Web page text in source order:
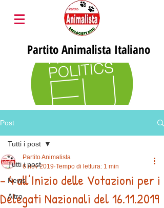
PartitoAnimalista Italiano
Post
Tutti i post
News
Altro
Tutti i post
- 4 all’Inizio delle Votazioni per i
Delegati Nazionali del 16.11.2019
Partito Animalista
6 nov 2019 Tempo di lettura: 1 min